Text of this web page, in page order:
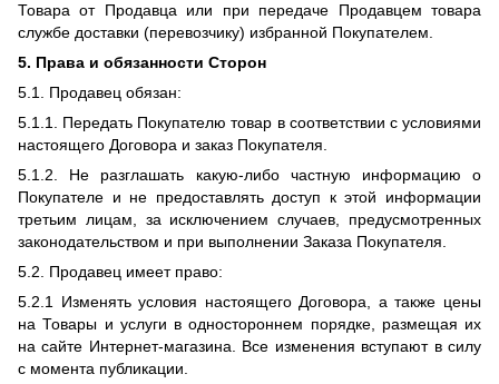
Товара от Продавца или при передаче Продавцем товара
службе доставки (перевозчику) избранной Покупателем.
5. Права и обязанности Сторон
5.1. Продавец обязан:
5.1.1. Передать Покупателю товар в соответствии с условиями
настоящего Договора и заказ Покупателя.
5.1.2. Не разглашать какую-либо частную информацию о
Покупателе и не предоставлять доступ к этой информации
третьим лицам, за исключением случаев, предусмотренных
законодательством и при выполнении Заказа Покупателя.
5.2. Продавец имеет право:
5.2.1 Изменять условия настоящего Договора, а также цены
на Товары и услуги в одностороннем порядке, размещая их
на сайте Интернет-магазина. Все изменения вступают в силу
с момента публикации.